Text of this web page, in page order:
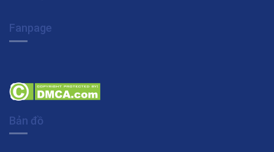
Fanpage
Bản đồ